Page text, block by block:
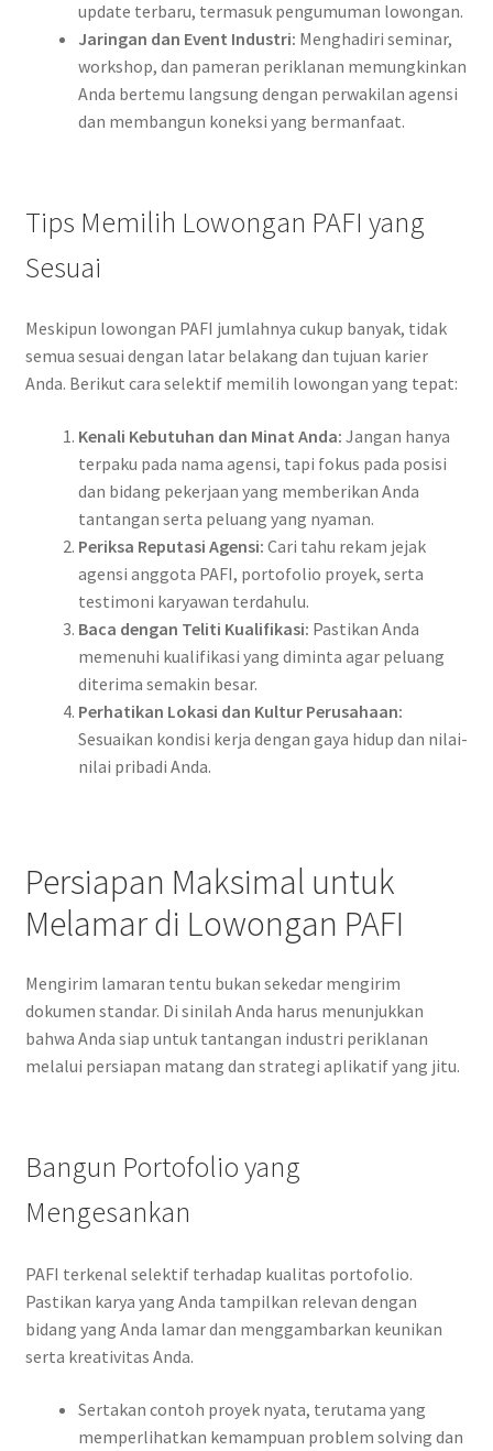
update terbaru, termasuk pengumuman lowongan.
Jaringan dan Event Industri: Menghadiri seminar,
workshop, dan pameran periklanan memungkinkan
Anda bertemu langsung dengan perwakilan agensi
dan membangun koneksi yang bermanfaat.
Tips Memilih Lowongan PAFI yang
Sesuai
Meskipun lowongan PAFI jumlahnya cukup banyak, tidak
semua sesuai dengan latar belakang dan tujuan karier
Anda. Berikut cara selektif memilih lowongan yang tepat:
Kenali Kebutuhan dan Minat Anda: Jangan hanya
terpaku pada nama agensi, tapi fokus pada posisi
dan bidang pekerjaan yang memberikan Anda
tantangan serta peluang yang nyaman.
Periksa Reputasi Agensi: Cari tahu rekam jejak
agensi anggota PAFI, portofolio proyek, serta
testimoni karyawan terdahulu.
Baca dengan Teliti Kualifikasi: Pastikan Anda
memenuhi kualifikasi yang diminta agar peluang
diterima semakin besar.
Perhatikan Lokasi dan Kultur Perusahaan:
Sesuaikan kondisi kerja dengan gaya hidup dan nilai-
nilai pribadi Anda.
Persiapan Maksimal untuk
Melamar di Lowongan PAFI
Mengirim lamaran tentu bukan sekedar mengirim
dokumen standar. Di sinilah Anda harus menunjukkan
bahwa Anda siap untuk tantangan industri periklanan
melalui persiapan matang dan strategi aplikatif yang jitu.
Bangun Portofolio yang
Mengesankan
PAFI terkenal selektif terhadap kualitas portofolio.
Pastikan karya yang Anda tampilkan relevan dengan
bidang yang Anda lamar dan menggambarkan keunikan
serta kreativitas Anda.
Sertakan contoh proyek nyata, terutama yang
memperlihatkan kemampuan problem solving dan